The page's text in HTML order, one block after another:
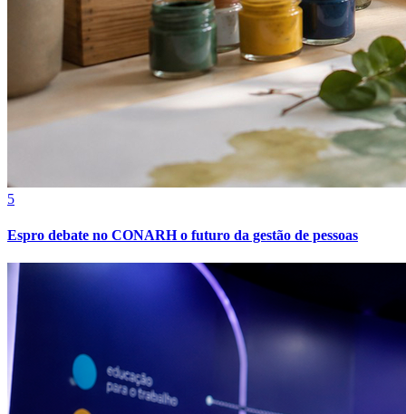
Vitória
5
Espro debate no CONARH o futuro da gestão de pessoas